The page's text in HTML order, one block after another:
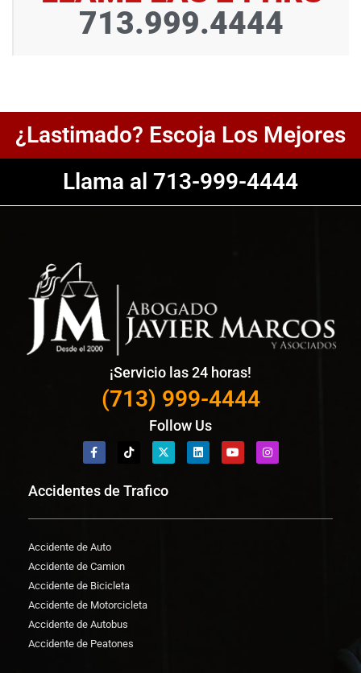
713.999.4444
¿Lastimado? Escoja Los Mejores
Llama al 713-999-4444
¡Servicio las 24 horas!
(713) 999-4444
Follow Us
Accidentes de Trafico
Accidente de Auto
Accidente de Camion
Accidente de Bicicleta
Accidente de Motorcicleta
Accidente de Autobus
Accidente de Peatones